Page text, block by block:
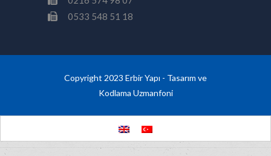
0533 548 51 18
Copyright 2023 Erbir Yapı - Tasarım ve
Kodlama Uzmanfoni